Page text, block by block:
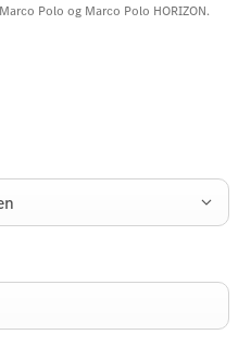
Polo og Marco Polo HORIZON.